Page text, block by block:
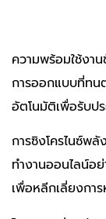
ความพร้อมใช้งา
การออกแบบที่ทน
อัตโนมัติเพื่อรับป
การซิงโครไนซ์พ
ทำงานออนไลน์อ
เพื่อหลีกเลี่ยงกา